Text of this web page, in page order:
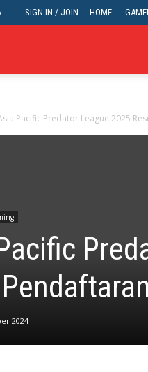
SIGN IN / JOIN HOME
Pacific Predator League 2025
2024